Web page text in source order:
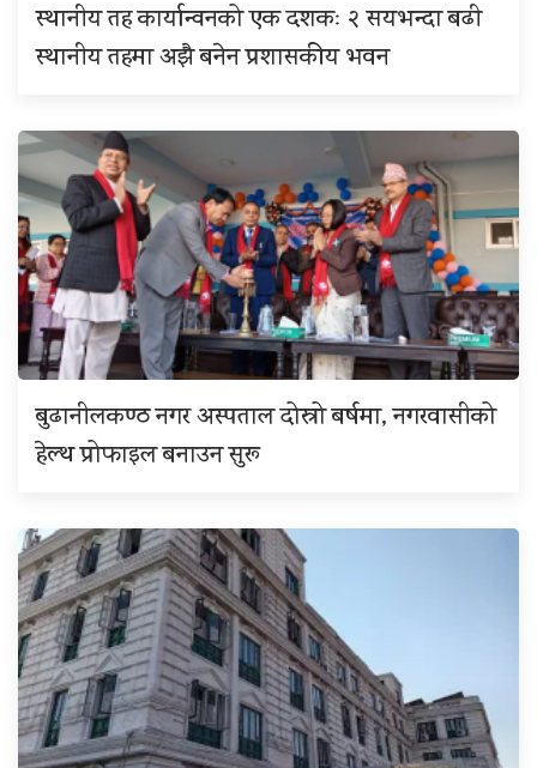
स्थानीय तह कार्यान्वनको एक दशकः २ सयभन्दा बढी
स्थानीय तहमा अझै बनेन प्रशासकीय भवन
बुढानीलकण्ठ नगर अस्पताल दोस्रो बर्षमा, नगरवासीको
हेल्थ प्रोफाइल बनाउन सुरू